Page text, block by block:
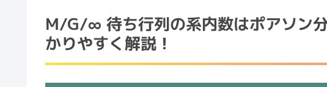
M/G/∞ 待ち行列の系内数はポアソン
かりやすく解説！